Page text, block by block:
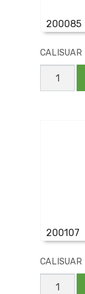
200085
CALISUAR
21
200107